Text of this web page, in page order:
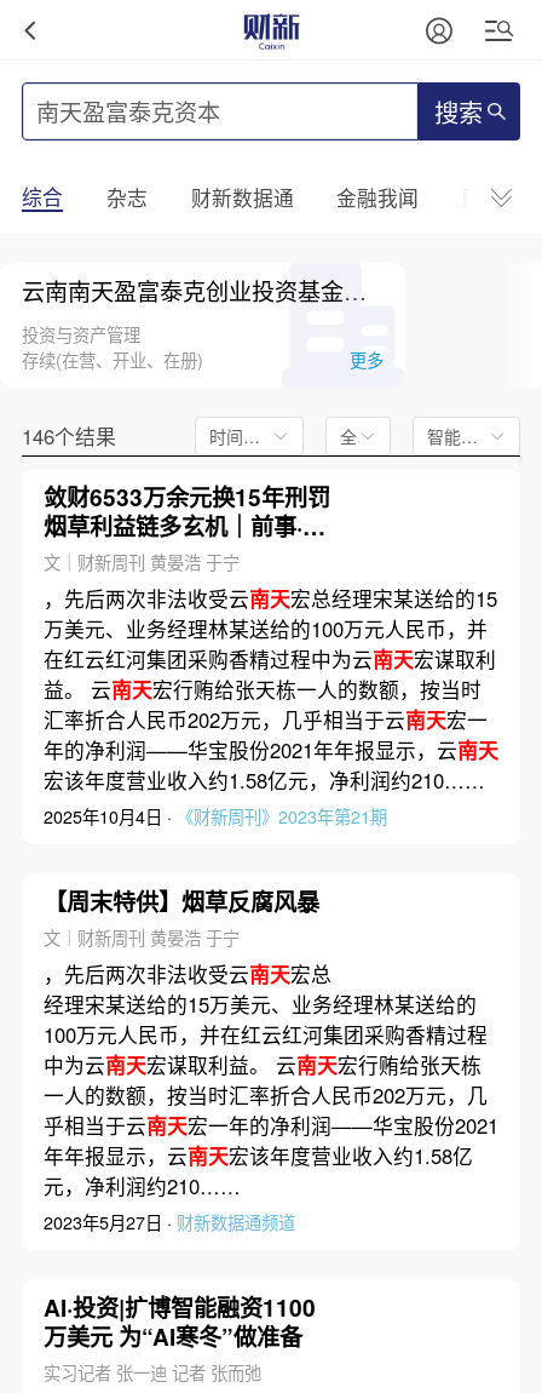
搜索
综合 杂志 财新数据通 金融我闻 财新
云南南天盈富泰克创业投资基金管理有限公司
投资与资产管理
存续(在营、开业、在册)
更多
146个结果 时间不限 全文 智能排序
敛财6533万余元换15年刑罚
烟草利益链多玄机｜前事·后
事
文｜财新周刊 黄晏浩 于宁
，先后两次非法收受云南天宏总经理宋某送给的15
万美元、业务经理林某送给的100万元人民币，并
在红云红河集团采购香精过程中为云南天宏谋取利
益。 云南天宏行贿给张天栋一人的数额，按当时
汇率折合人民币202万元，几乎相当于云南天宏一
年的净利润——华宝股份2021年年报显示，云南天
宏该年度营业收入约1.58亿元，净利润约210……
2025年10月4日 · 《财新周刊》2023年第21期
【周末特供】烟草反腐风暴
文｜财新周刊 黄晏浩 于宁
，先后两次非法收受云南天宏总
经理宋某送给的15万美元、业务经理林某送给的
100万元人民币，并在红云红河集团采购香精过程
中为云南天宏谋取利益。 云南天宏行贿给张天栋
一人的数额，按当时汇率折合人民币202万元，几
乎相当于云南天宏一年的净利润——华宝股份2021
年年报显示，云南天宏该年度营业收入约1.58亿
元，净利润约210……
2023年5月27日 · 财新数据通频道
AI·投资|扩博智能融资1100
万美元 为“AI寒冬”做准备
实习记者 张一迪 记者 张而弛